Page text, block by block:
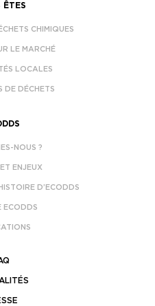
ÊTES
CHIMIQUES
LE MARCHÉ
LOCALES
DE DÉCHETS
NOUS ?
ENJEUX
D’ECODDS
ECODDS